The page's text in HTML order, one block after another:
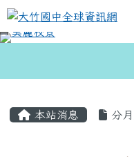
跳至主內容區
大竹國中全球
本站消息 分